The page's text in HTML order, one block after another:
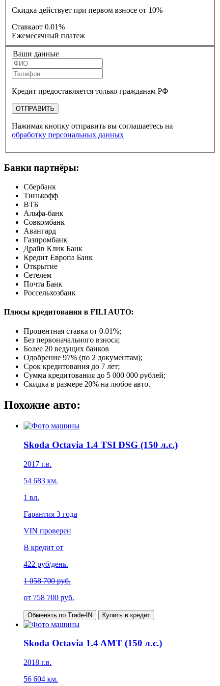
Скидка действует при первом взносе от 10%
Ставкаот 0.01%
Ежемесячный платеж
Ваши данные
Кредит предоставляется только гражданам РФ
ОТПРАВИТЬ
Нажимая кнопку отправить вы соглашаетесь на
обработку персональных данных
Банки партнёры:
Сбербанк
Тинькофф
ВТБ
Альфа-банк
Совкомбанк
Авангард
Газпромбанк
Драйв Клик Банк
Кредит Европа Банк
Открытие
Сетелем
Почта Банк
Россельхозбанк
Плюсы кредитования в FILI AUTO:
Процентная ставка от 0.01%;
Без первоначального взноса;
Более 20 ведущих банков
Одобрение 97% (по 2 документам);
Срок кредитования до 7 лет;
Сумма кредитования до 5 000 000 рублей;
Скидка в размере 20% на любое авто.
Похожие авто:
Skoda Octavia 1.4 TSI DSG (150 л.с.)
2017 г.в.
54 683 км.
1 вл.
Гарантия 3 года
VIN проверен
В кредит от
422 руб/день.
1 058 700 руб.
от 758 700 руб.
Обменять по Trade-IN Купить в кредит
Skoda Octavia 1.4 AMT (150 л.с.)
2018 г.в.
56 604 км.